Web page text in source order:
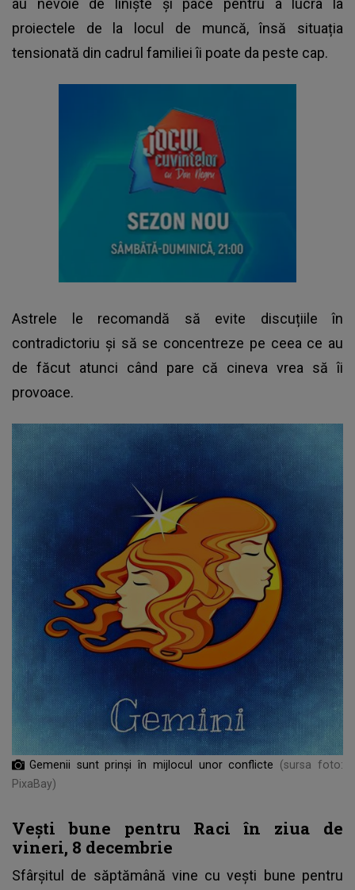
au nevoie de liniște și pace pentru a lucra la
proiectele de la locul de muncă, însă situația
tensionată din cadrul familiei îi poate da peste cap.
Astrele le recomandă să evite discuțiile în
contradictoriu și să se concentreze pe ceea ce au
de făcut atunci când pare că cineva vrea să îi
provoace.
Gemenii sunt prinși în mijlocul unor conflicte
(sursa foto:
PixaBay)
Vești bune pentru Raci în ziua de
vineri, 8 decembrie
Sfârșitul de săptămână vine cu vești bune pentru